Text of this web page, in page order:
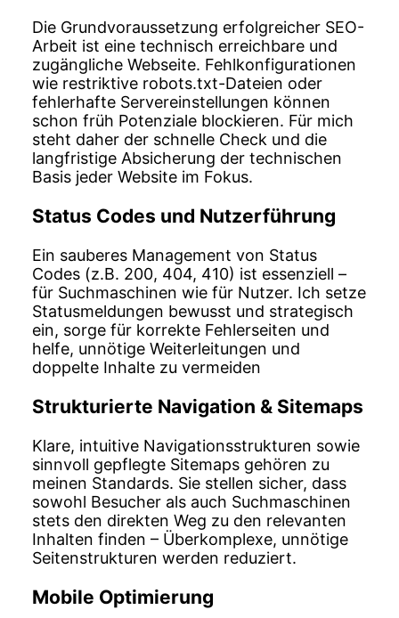
Die Grundvoraussetzung erfolgreicher SEO-
Arbeit ist eine technisch erreichbare und
zugängliche Webseite. Fehlkonfigurationen
wie restriktive robots.txt-Dateien oder
fehlerhafte Servereinstellungen können
schon früh Potenziale blockieren. Für mich
steht daher der schnelle Check und die
langfristige Absicherung der technischen
Basis jeder Website im Fokus.
Status Codes und Nutzerführung
Ein sauberes Management von Status
Codes (z.B. 200, 404, 410) ist essenziell –
für Suchmaschinen wie für Nutzer. Ich setze
Statusmeldungen bewusst und strategisch
ein, sorge für korrekte Fehlerseiten und
helfe, unnötige Weiterleitungen und
doppelte Inhalte zu vermeiden
Strukturierte Navigation & Sitemaps
Klare, intuitive Navigationsstrukturen sowie
sinnvoll gepflegte Sitemaps gehören zu
meinen Standards. Sie stellen sicher, dass
sowohl Besucher als auch Suchmaschinen
stets den direkten Weg zu den relevanten
Inhalten finden – Überkomplexe, unnötige
Seitenstrukturen werden reduziert.
Mobile Optimierung